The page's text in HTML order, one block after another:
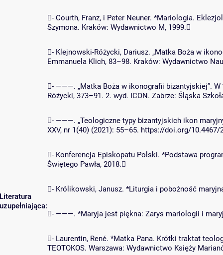
Literatura
uzupełniająca:
- Courth, Franz, i Peter Neuner. *Mariologia.
Szymona. Kraków: Wydawnictwo M, 1999.
- Klejnowski-Różycki, Dariusz. „Matka Boża w
Emmanuela Klich, 83–98. Kraków: Wydawnictwo
- ———. „Matka Boża w ikonografii bizantyjskiej”.
Różycki, 373–91. 2. wyd. ICON. Zabrze: Śląska
- ———. „Teologiczne typy bizantyjskich ikon
XXV, nr 1(40) (2021): 55–65. https://doi.org/10.4467/
- Konferencja Episkopatu Polski. *Podstawa
Świętego Pawła, 2018.
- Królikowski, Janusz. *Liturgia i pobożność
- ———. *Maryja jest piękna: Zarys mariologii i
- Laurentin, René. *Matka Pana. Krótki traktat
TEOTOKOS. Warszawa: Wydawnictwo Księży